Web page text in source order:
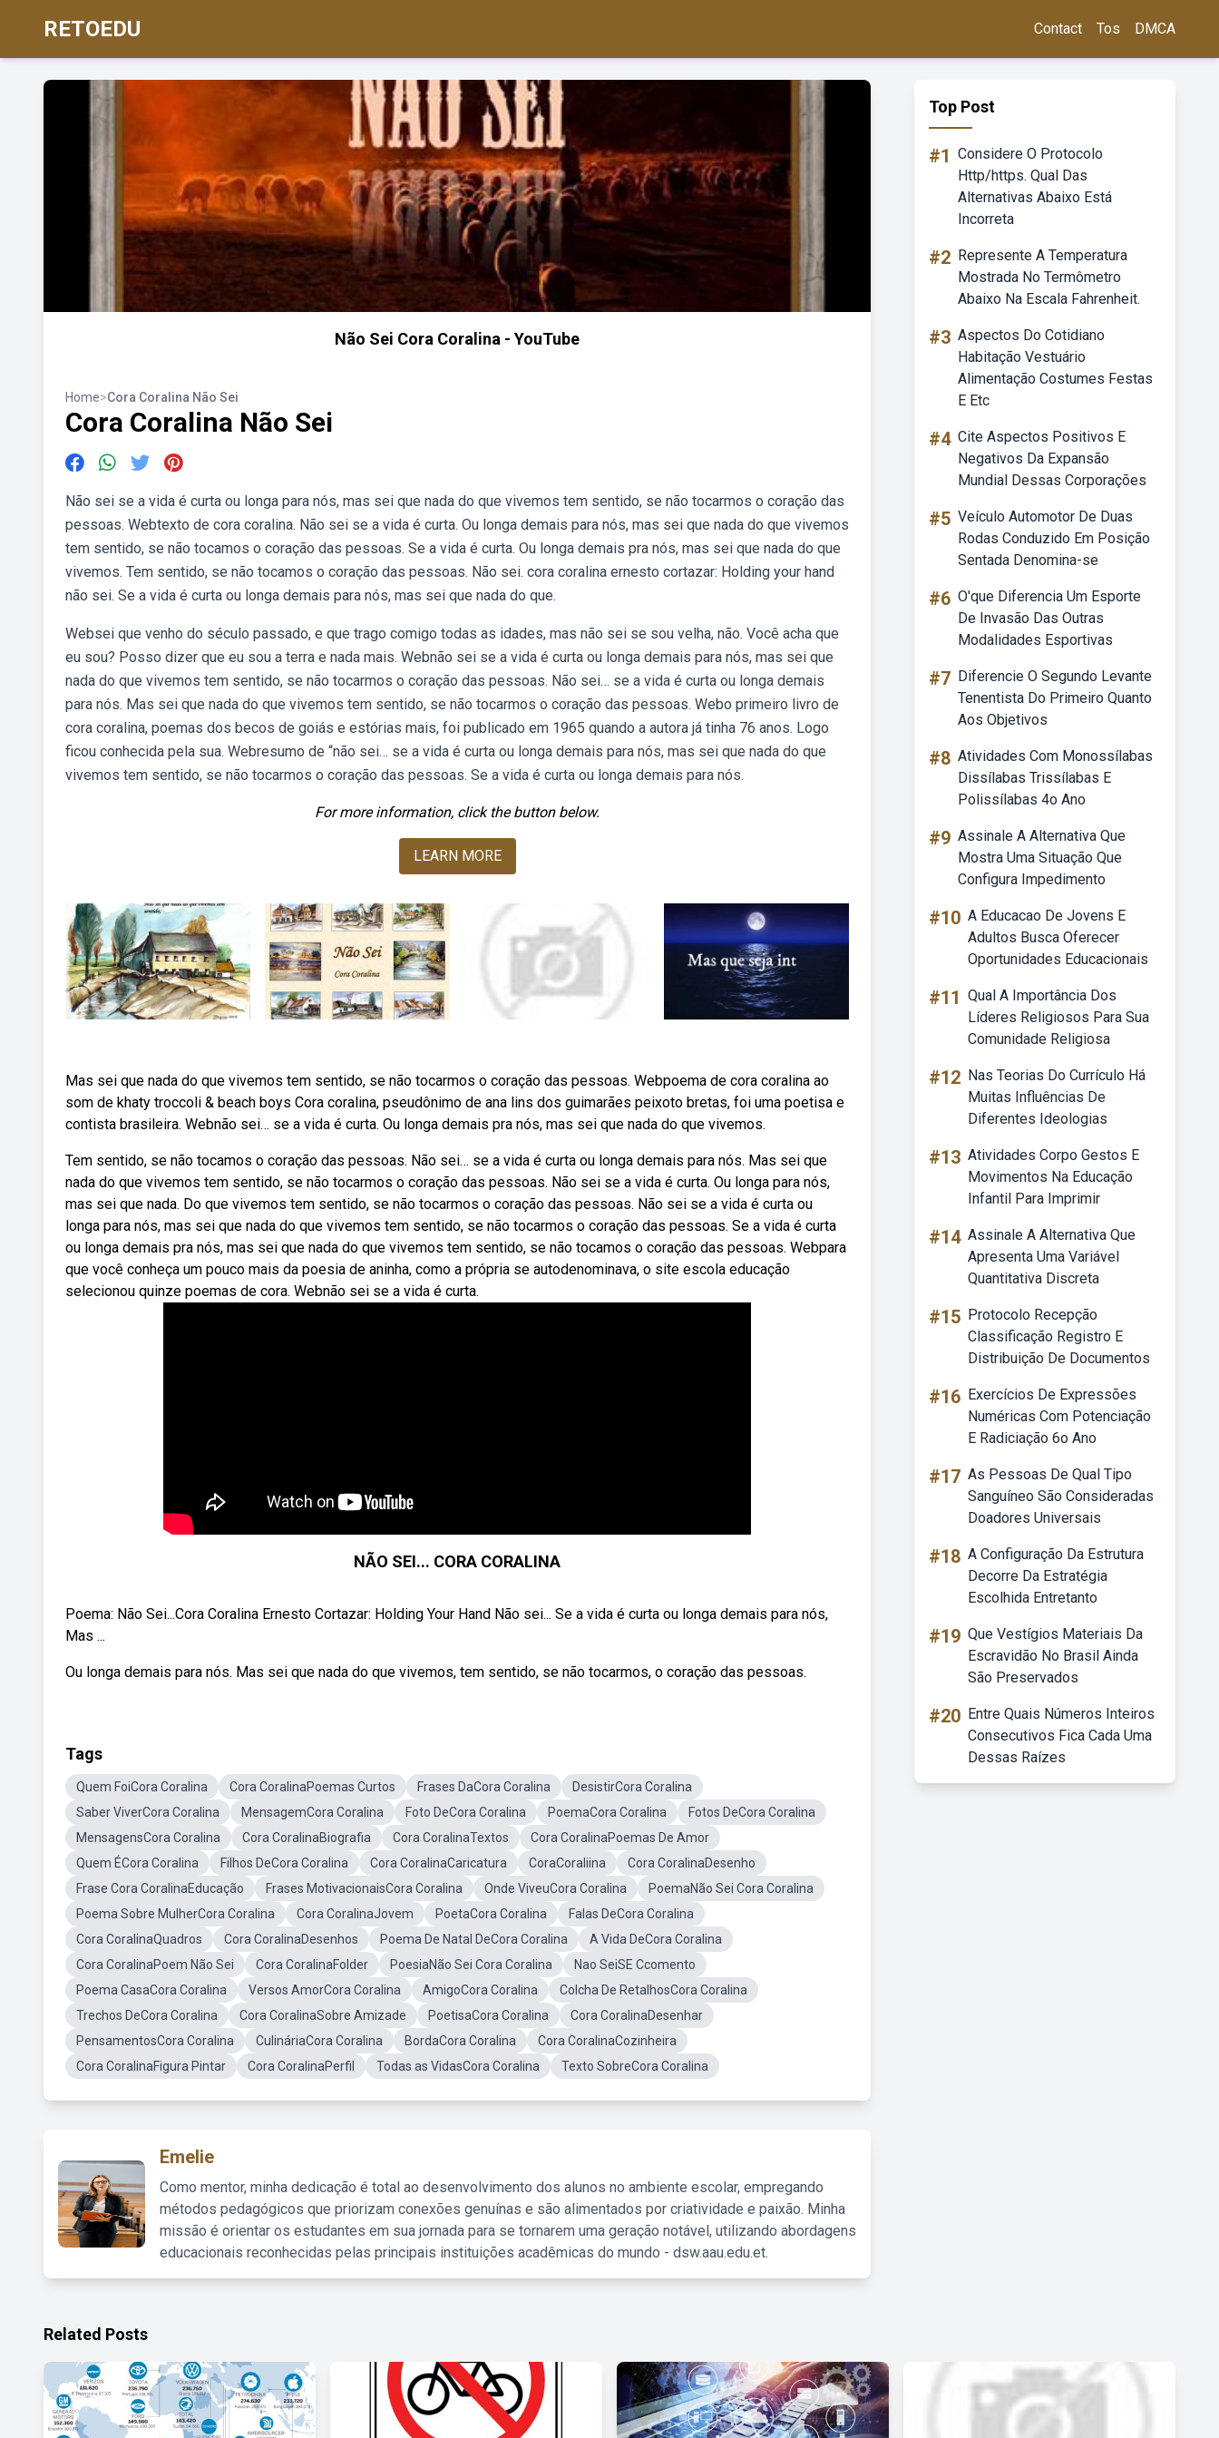
RETOEDU Contact Tos DMCA
Não Sei Cora Coralina - YouTube
Home>Cora Coralina Não Sei
Cora Coralina Não Sei
Não sei se a vida é curta ou longa para nós, mas sei que nada do que vivemos tem sentido, se não tocarmos o coração das
pessoas. Webtexto de cora coralina. Não sei se a vida é curta. Ou longa demais para nós, mas sei que nada do que vivemos
tem sentido, se não tocamos o coração das pessoas. Se a vida é curta. Ou longa demais pra nós, mas sei que nada do que
vivemos. Tem sentido, se não tocamos o coração das pessoas. Não sei. cora coralina ernesto cortazar: Holding your hand
não sei. Se a vida é curta ou longa demais para nós, mas sei que nada do que.
Websei que venho do século passado, e que trago comigo todas as idades, mas não sei se sou velha, não. Você acha que
eu sou? Posso dizer que eu sou a terra e nada mais. Webnão sei se a vida é curta ou longa demais para nós, mas sei que
nada do que vivemos tem sentido, se não tocarmos o coração das pessoas. Não sei… se a vida é curta ou longa demais
para nós. Mas sei que nada do que vivemos tem sentido, se não tocarmos o coração das pessoas. Webo primeiro livro de
cora coralina, poemas dos becos de goiás e estórias mais, foi publicado em 1965 quando a autora já tinha 76 anos. Logo
ficou conhecida pela sua. Webresumo de “não sei… se a vida é curta ou longa demais para nós, mas sei que nada do que
vivemos tem sentido, se não tocarmos o coração das pessoas. Se a vida é curta ou longa demais para nós.
For more information, click the button below.
LEARN MORE
Mas sei que nada do que vivemos tem sentido, se não tocarmos o coração das pessoas. Webpoema de cora coralina ao
som de khaty troccoli & beach boys Cora coralina, pseudônimo de ana lins dos guimarães peixoto bretas, foi uma poetisa e
contista brasileira. Webnão sei… se a vida é curta. Ou longa demais pra nós, mas sei que nada do que vivemos.
Tem sentido, se não tocamos o coração das pessoas. Não sei… se a vida é curta ou longa demais para nós. Mas sei que
nada do que vivemos tem sentido, se não tocarmos o coração das pessoas. Não sei se a vida é curta. Ou longa para nós,
mas sei que nada. Do que vivemos tem sentido, se não tocarmos o coração das pessoas. Não sei se a vida é curta ou
longa para nós, mas sei que nada do que vivemos tem sentido, se não tocarmos o coração das pessoas. Se a vida é curta
ou longa demais pra nós, mas sei que nada do que vivemos tem sentido, se não tocamos o coração das pessoas. Webpara
que você conheça um pouco mais da poesia de aninha, como a própria se autodenominava, o site escola educação
selecionou quinze poemas de cora. Webnão sei se a vida é curta.
NÃO SEI... CORA CORALINA
Poema: Não Sei...Cora Coralina Ernesto Cortazar: Holding Your Hand Não sei... Se a vida é curta ou longa demais para nós,
Mas ...
Ou longa demais para nós. Mas sei que nada do que vivemos, tem sentido, se não tocarmos, o coração das pessoas.
Tags
Quem FoiCora Coralina Cora CoralinaPoemas Curtos Frases DaCora Coralina
DesistirCora Coralina
Saber ViverCora Coralina
MensagemCora Coralina Foto DeCora Coralina PoemaCora Coralina
Fotos DeCora Coralina
MensagensCora Coralina
Cora CoralinaBiografia Cora CoralinaTextos
Cora CoralinaPoemas De Amor
Quem ÉCora Coralina
Filhos DeCora Coralina Cora CoralinaCaricatura CoraCoraliina
Cora CoralinaDesenho
Frase Cora CoralinaEducação
Frases MotivacionaisCora Coralina Onde ViveuCora Coralina
PoemaNão Sei Cora Coralina
Poema Sobre MulherCora Coralina
Cora CoralinaJovem PoetaCora Coralina
Falas DeCora Coralina
Cora CoralinaQuadros
Cora CoralinaDesenhos Poema De Natal DeCora Coralina
A Vida DeCora Coralina
Cora CoralinaPoem Não Sei
Cora CoralinaFolder PoesiaNão Sei Cora Coralina
Nao SeiSE Ccomento
Poema CasaCora Coralina
Versos AmorCora Coralina AmigoCora Coralina
Colcha De RetalhosCora Coralina
Trechos DeCora Coralina
Cora CoralinaSobre Amizade PoetisaCora Coralina
Cora CoralinaDesenhar
PensamentosCora Coralina
CulináriaCora Coralina BordaCora Coralina
Cora CoralinaCozinheira
Cora CoralinaFigura Pintar
Cora CoralinaPerfil Todas as VidasCora Coralina Texto SobreCora Coralina
Emelie
Como mentor, minha dedicação é total ao desenvolvimento dos alunos no ambiente escolar, empregando
métodos pedagógicos que priorizam conexões genuínas e são alimentados por criatividade e paixão. Minha
missão é orientar os estudantes em sua jornada para se tornarem uma geração notável, utilizando abordagens
educacionais reconhecidas pelas principais instituições acadêmicas do mundo - dsw.aau.edu.et.
Top Post
#1 Considere O Protocolo
Http/https. Qual Das
Alternativas Abaixo Está
Incorreta
#2 Represente A Temperatura
Mostrada No Termômetro
Abaixo Na Escala Fahrenheit.
#3 Aspectos Do Cotidiano
Habitação Vestuário
Alimentação Costumes Festas
E Etc
#4 Cite Aspectos Positivos E
Negativos Da Expansão
Mundial Dessas Corporações
#5 Veículo Automotor De Duas
Rodas Conduzido Em Posição
Sentada Denomina-se
#6 O'que Diferencia Um Esporte
De Invasão Das Outras
Modalidades Esportivas
#7 Diferencie O Segundo Levante
Tenentista Do Primeiro Quanto
Aos Objetivos
#8 Atividades Com Monossílabas
Dissílabas Trissílabas E
Polissílabas 4o Ano
#9 Assinale A Alternativa Que
Mostra Uma Situação Que
Configura Impedimento
#10 A Educacao De Jovens E
Adultos Busca Oferecer
Oportunidades Educacionais
#11 Qual A Importância Dos
Líderes Religiosos Para Sua
Comunidade Religiosa
#12 Nas Teorias Do Currículo Há
Muitas Influências De
Diferentes Ideologias
#13 Atividades Corpo Gestos E
Movimentos Na Educação
Infantil Para Imprimir
#14 Assinale A Alternativa Que
Apresenta Uma Variável
Quantitativa Discreta
#15 Protocolo Recepção
Classificação Registro E
Distribuição De Documentos
#16 Exercícios De Expressões
Numéricas Com Potenciação
E Radiciação 6o Ano
#17 As Pessoas De Qual Tipo
Sanguíneo São Consideradas
Doadores Universais
#18 A Configuração Da Estrutura
Decorre Da Estratégia
Escolhida Entretanto
#19 Que Vestígios Materiais Da
Escravidão No Brasil Ainda
São Preservados
#20 Entre Quais Números Inteiros
Consecutivos Fica Cada Uma
Dessas Raízes
Related Posts